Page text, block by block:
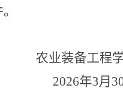
农业装备工程
2026年3月